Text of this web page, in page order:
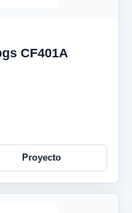
CF401A
Proyecto